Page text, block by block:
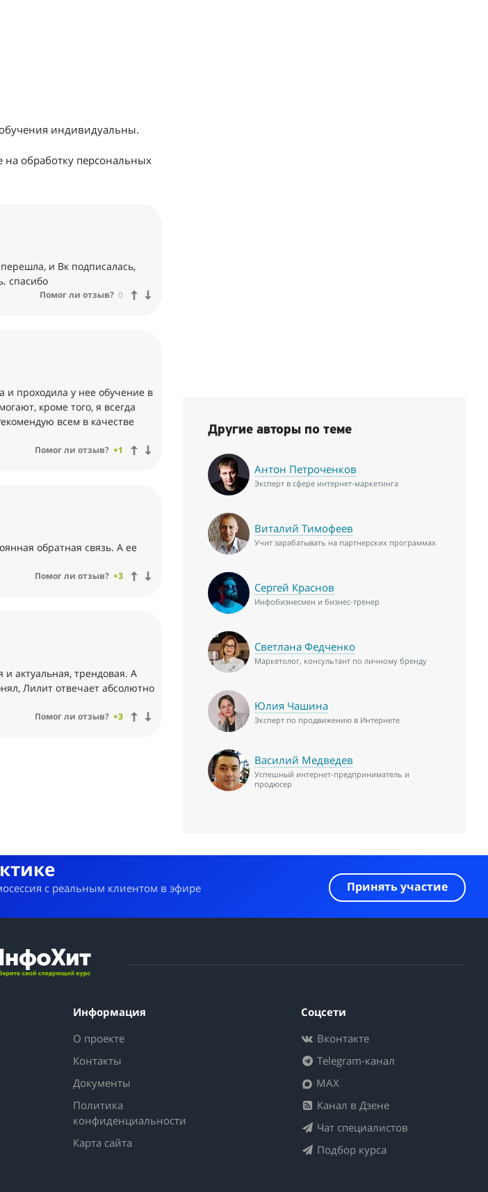
обучения индивидуальны.
на обработку персональных
и Вк подписалась,
спасибо
Помог ли отзыв? 0
и проходила у нее обучение в
кроме того, я всегда
всем в качестве
Помог ли отзыв? +1
обратная связь. А ее
Помог ли отзыв? +3
актуальная, трендовая. А
Лилит отвечает абсолютно
Помог ли отзыв? +3
Другие авторы по теме
Антон Петроченков
Эксперт в сфере интернет-маркетинга
Виталий Тимофеев
Учит зарабатывать на партнерских программах
Сергей Краснов
Инфобизнесмен и бизнес-тренер
Светлана Федченко
Маркетолог, консультант по личному бренду
Юлия Чашина
Эксперт по продвижению в Интернете
Василий Медведев
Успешный интернет-предприниматель и
продюсер
с реальным клиентом в эфире Принять участие
Информация
О проекте
Контакты
Документы
Политика
конфиденциальности
Карта сайта
Соцсети
Вконтакте
Telegram-канал
MAX
Канал в Дзене
Чат специалистов
Подбор курса